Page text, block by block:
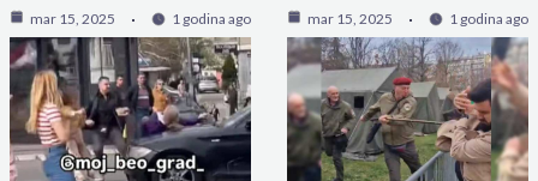
mar 15, 2025 1 godina ago mar 15, 2025 1 godina ago